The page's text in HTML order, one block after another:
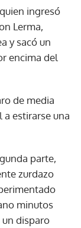
ingresó
Lerma,
y sacó un
encima del
de media
estirarse una
parte,
zurdazo
minutos
disparo